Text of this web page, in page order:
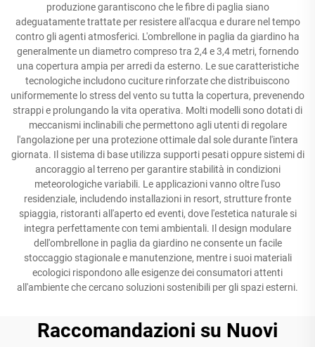
produzione garantiscono che le fibre di paglia siano
adeguatamente trattate per resistere all'acqua e durare nel tempo
contro gli agenti atmosferici. L'ombrellone in paglia da giardino ha
generalmente un diametro compreso tra 2,4 e 3,4 metri, fornendo
una copertura ampia per arredi da esterno. Le sue caratteristiche
tecnologiche includono cuciture rinforzate che distribuiscono
uniformemente lo stress del vento su tutta la copertura, prevenendo
strappi e prolungando la vita operativa. Molti modelli sono dotati di
meccanismi inclinabili che permettono agli utenti di regolare
l'angolazione per una protezione ottimale dal sole durante l'intera
giornata. Il sistema di base utilizza supporti pesati oppure sistemi di
ancoraggio al terreno per garantire stabilità in condizioni
meteorologiche variabili. Le applicazioni vanno oltre l'uso
residenziale, includendo installazioni in resort, strutture fronte
spiaggia, ristoranti all'aperto ed eventi, dove l'estetica naturale si
integra perfettamente con temi ambientali. Il design modulare
dell'ombrellone in paglia da giardino ne consente un facile
stoccaggio stagionale e manutenzione, mentre i suoi materiali
ecologici rispondono alle esigenze dei consumatori attenti
all'ambiente che cercano soluzioni sostenibili per gli spazi esterni.
Raccomandazioni su Nuovi